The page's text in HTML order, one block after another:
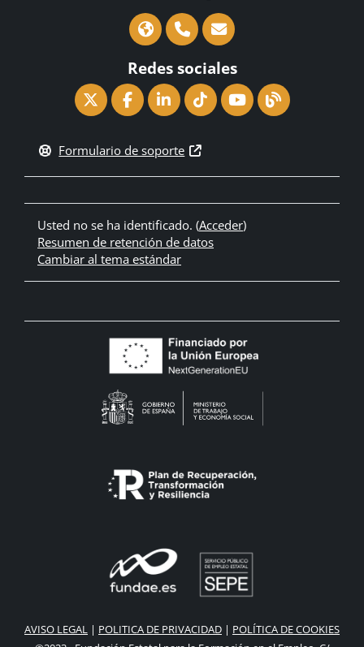
Redes sociales
Formulario de soporte
Usted no se ha identificado. (Acceder)
Resumen de retención de datos
Cambiar al tema estándar
AVISO LEGAL | POLITICA DE PRIVACIDAD | POLÍTICA DE COOKIES